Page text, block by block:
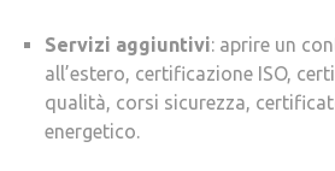
Servizi aggiuntivi: aprire un
all’estero, certificazione ISO,
qualità, corsi sicurezza,
energetico.